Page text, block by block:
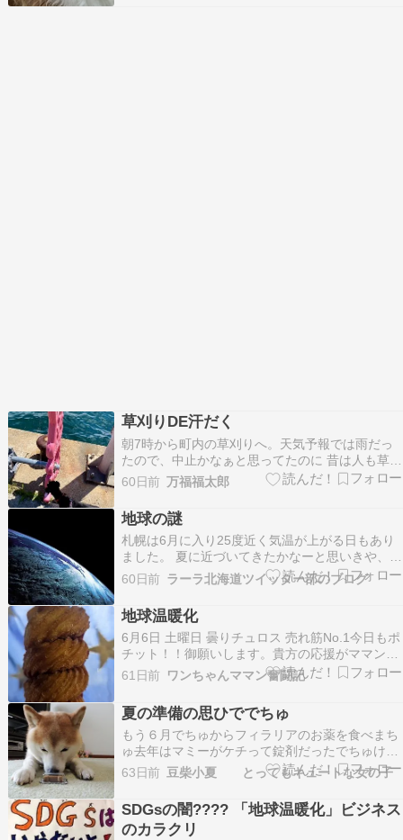
草刈りDE汗だく
朝7時から町内の草刈りへ。天気予報では雨だっ
たので、中止かなぁと思ってたのに 昔は人も草刈
り範囲も多く、人海戦術のガチ草刈りでしたが今
は人も減り、草刈り範囲も狭くなり事前に草刈機
で刈られてるのや、ゴミを集めるくらいです。 母
が日曜日は仕事だったので、20歳の頃から行って
ますわ。…
60日前 万福福太郎
地球の謎
札幌は6月に入り25度近く気温が上がる日もあり
ました。 夏に近づいてきたかなーと思いきや、今
週はまた寒気がやってくるようで、 また暖房をつ
けなければならないくらい気温が下がっていま
す。 ですが再来週からはまた暖かくなるという予
報が出ているので、どうも落ち着かない感じで
す。。 …
60日前 ラーラ北海道ツイッター部のブログ
地球温暖化
6月6日 土曜日 曇りチュロス 売れ筋No.1今日もポ
チット！！御願いします。貴方の応援がママンの
元気！！！ ごきげんよう～ママンです今日は次男
が出張でお留守。 久し振りにパパさんと二人の朝
でした☀️「昼ご飯はいらないよ～」って言うか
ら。。12時からフリータイムの予約も入ってい
る…
61日前 ワンちゃんママン奮闘記
夏の準備の思ひででちゅ
もう６月でちゅからフィラリアのお薬を食べまち
ゅ去年はマミーがケチって錠剤だったでちゅけど
錠剤はワタチがペッてしちゃうからオヤツ型でち
ゅ食べることしか楽しみがないんでちゅから食べ
物はあまりケチらないでほしいでちゅ「半年分を
考えると結構な出費なのよ」「血液検査もしない
といけないからね…
63日前 豆柴小夏 とってもキュートな女の子
SDGsの闇???? 「地球温暖化」ビジネス
のカラクリ